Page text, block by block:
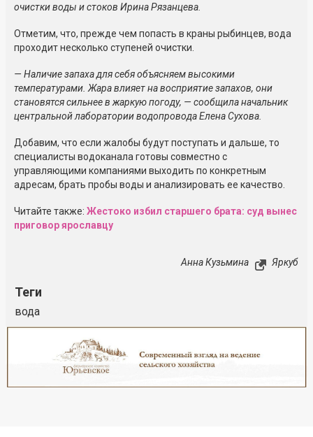
очистки воды и стоков Ирина Рязанцева.
Отметим, что, прежде чем попасть в краны рыбинцев, вода
проходит несколько ступеней очистки.
— Наличие запаха для себя объясняем высокими
температурами. Жара влияет на восприятие запахов, они
становятся сильнее в жаркую погоду, — сообщила начальник
центральной лаборатории водопровода Елена Сухова.
Добавим, что если жалобы будут поступать и дальше, то
специалисты водоканала готовы совместно с
управляющими компаниями выходить по конкретным
адресам, брать пробы воды и анализировать ее качество.
Читайте также: Жестоко избил старшего брата: суд вынес
приговор ярославцу
Анна Кузьмина Яркуб
Теги
вода